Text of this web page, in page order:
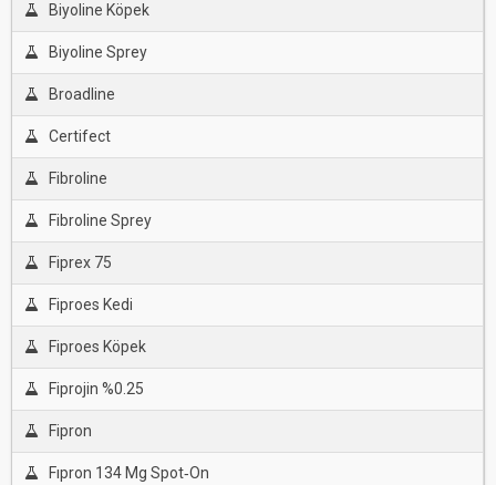
Biyoline Köpek
Biyoline Sprey
Broadline
Certifect
Fibroline
Fibroline Sprey
Fiprex 75
Fiproes Kedi
Fiproes Köpek
Fiprojin %0.25
Fipron
Fıpron 134 Mg Spot‐On